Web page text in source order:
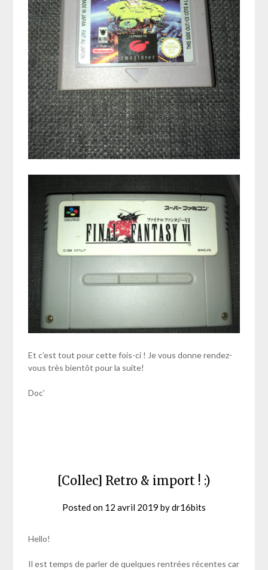
Et c’est tout pour cette fois-ci ! Je vous donne rendez-
vous très bientôt pour la suite!
Doc’
[Collec] Retro & import ! :)
Posted on 12 avril 2019 bydr16bits
Hello!
Il est temps de parler de quelques rentrées récentes car